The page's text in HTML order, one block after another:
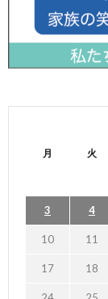
月 火
3 4
10 11
17 18